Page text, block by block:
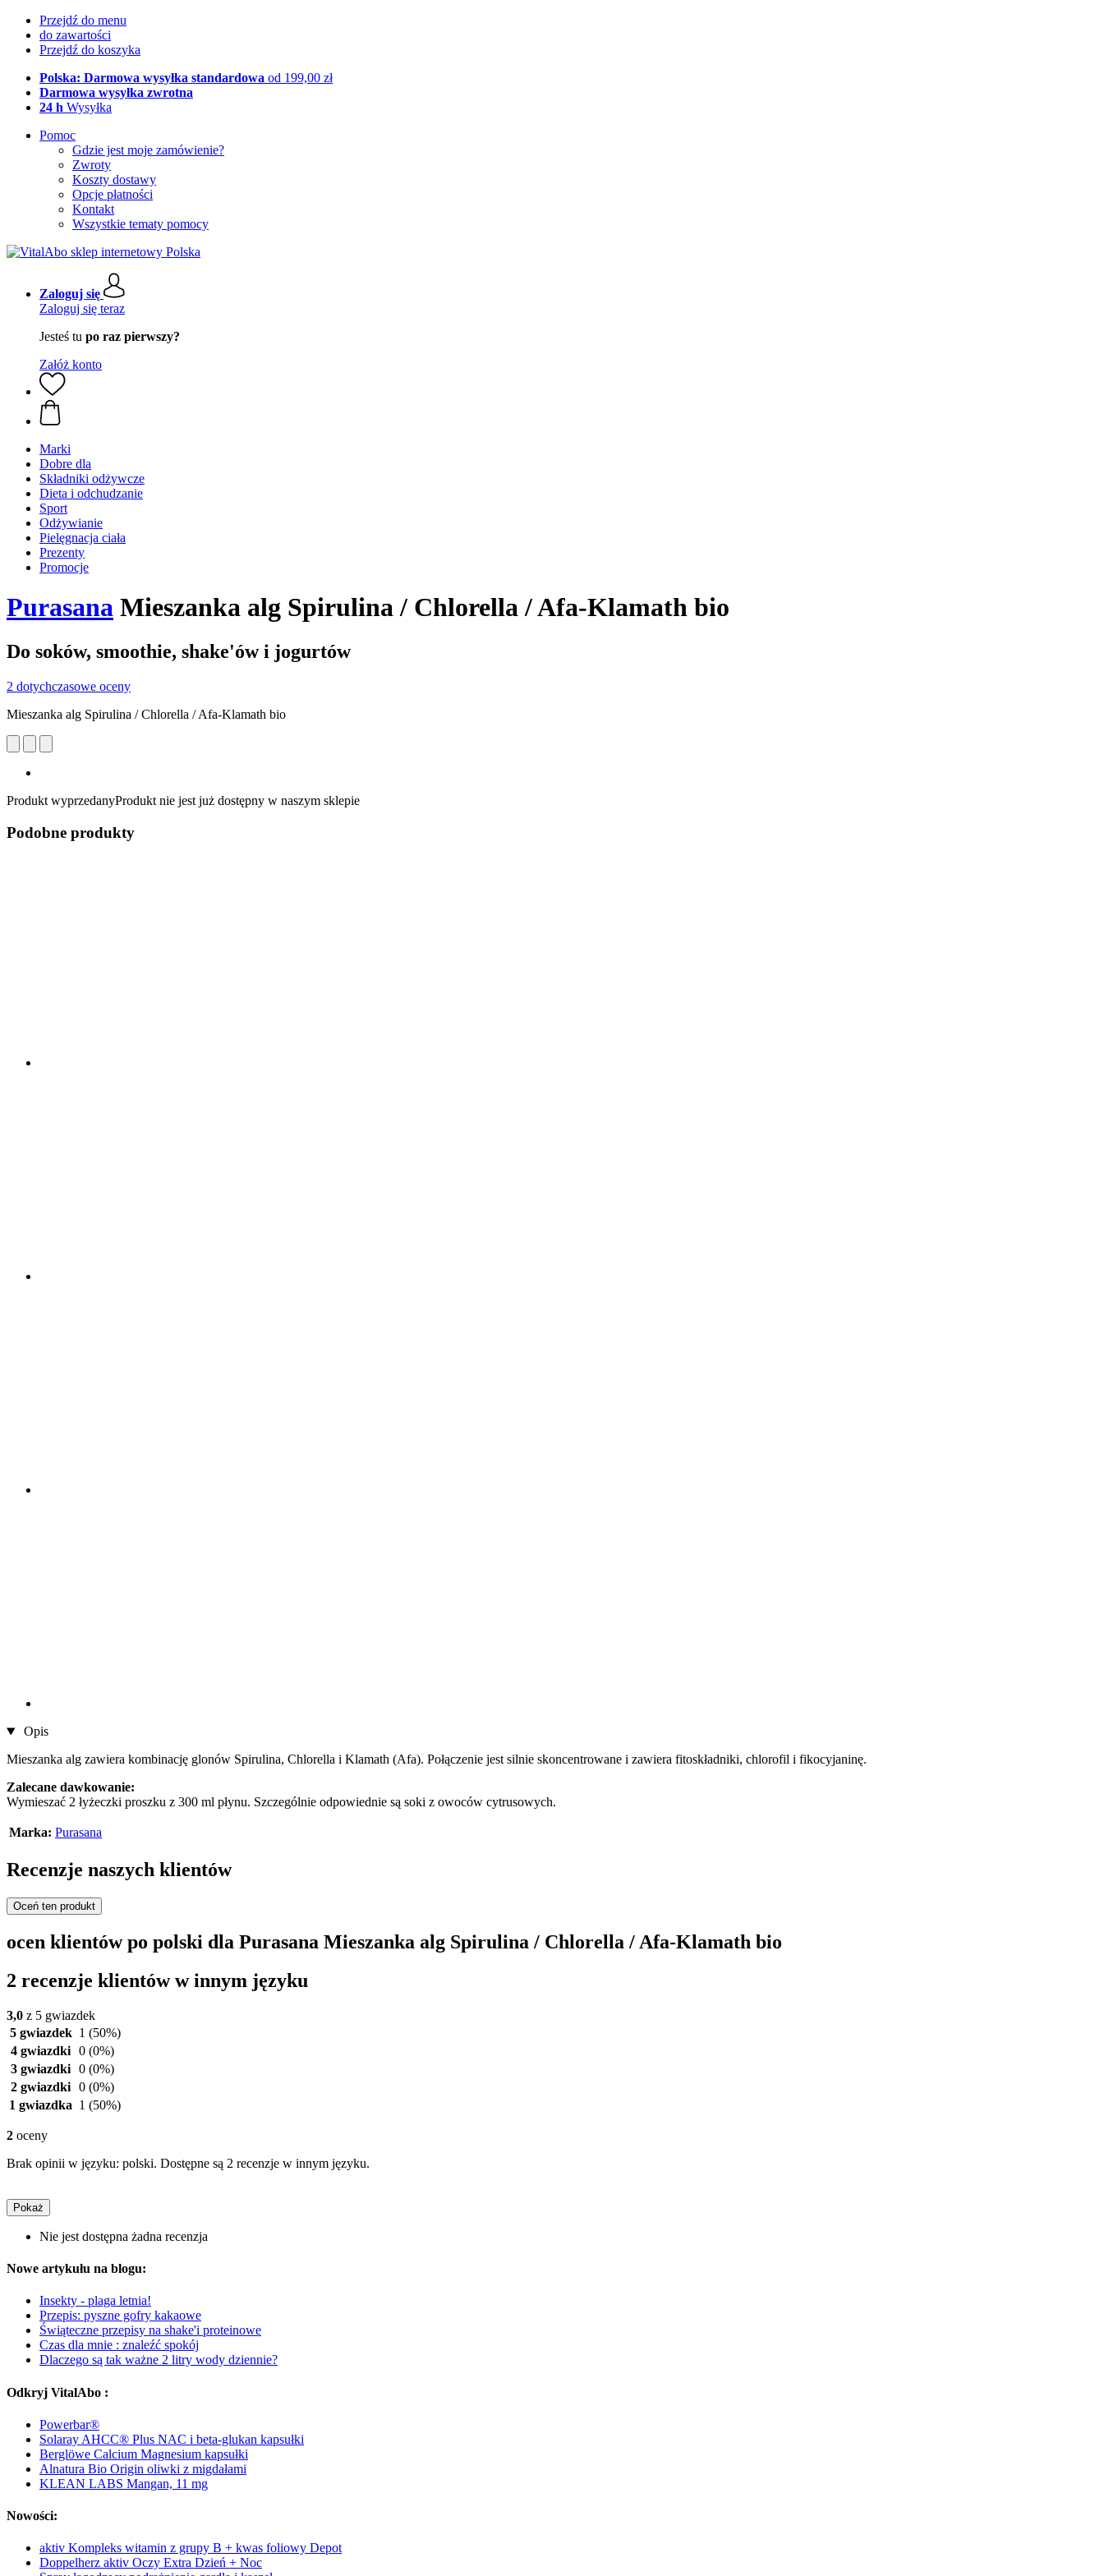
Przejdź do menu
do zawartości
Przejdź do koszyka
Polska: Darmowa wysyłka standardowa od 199,00 zł
Darmowa wysyłka zwrotna
24 h Wysyłka
Pomoc
Gdzie jest moje zamówienie?
Zwroty
Koszty dostawy
Opcje płatności
Kontakt
Wszystkie tematy pomocy
Zaloguj się
Zaloguj się teraz
Jesteś tu po raz pierwszy?
Załóż konto
Marki
Dobre dla
Składniki odżywcze
Dieta i odchudzanie
Sport
Odżywianie
Pielęgnacja ciała
Prezenty
Promocje
Purasana Mieszanka alg Spirulina / Chlorella / Afa-Klamath bio
Do soków, smoothie, shake'ów i jogurtów
2 dotychczasowe oceny
Mieszanka alg Spirulina / Chlorella / Afa-Klamath bio
Produkt wyprzedanyProdukt nie jest już dostępny w naszym sklepie
Podobne produkty
Opis
Mieszanka alg zawiera kombinację glonów Spirulina, Chlorella i Klamath (Afa). Połączenie jest silnie skoncentrowane i zawiera fitoskładniki, chlorofil i fikocyjaninę.
Zalecane dawkowanie:
Wymieszać 2 łyżeczki proszku z 300 ml płynu. Szczególnie odpowiednie są soki z owoców cytrusowych.
Marka: Purasana
Recenzje naszych klientów
Oceń ten produkt
ocen klientów po polski dla Purasana Mieszanka alg Spirulina / Chlorella / Afa-Klamath bio
2 recenzje klientów w innym języku
3,0 z 5 gwiazdek
5 gwiazdek 1 (50%)
4 gwiazdki 0 (0%)
3 gwiazdki 0 (0%)
2 gwiazdki 0 (0%)
1 gwiazdka 1 (50%)
2 oceny
Brak opinii w języku: polski. Dostępne są 2 recenzje w innym języku.
Pokaż
Nie jest dostępna żadna recenzja
Nowe artykułu na blogu:
Insekty - plaga letnia!
Przepis: pyszne gofry kakaowe
Świąteczne przepisy na shake'i proteinowe
Czas dla mnie : znaleźć spokój
Dlaczego są tak ważne 2 litry wody dziennie?
Odkryj VitalAbo :
Powerbar®
Solaray AHCC® Plus NAC i beta-glukan kapsułki
Berglöwe Calcium Magnesium kapsułki
Alnatura Bio Origin oliwki z migdałami
KLEAN LABS Mangan, 11 mg
Nowości:
aktiv Kompleks witamin z grupy B + kwas foliowy Depot
Doppelherz aktiv Oczy Extra Dzień + Noc